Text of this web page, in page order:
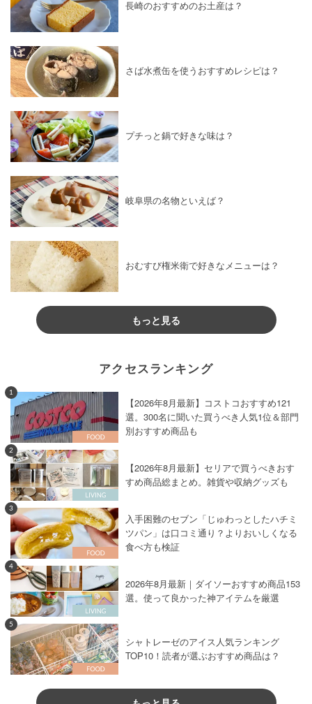
長崎のおすすめのお土産は？
さば水煮缶を使うおすすめレシピは？
プチっと鍋で好きな味は？
岐阜県の名物といえば？
おむすび権米衛で好きなメニューは？
もっと見る
アクセスランキング
1
【2026年8月最新】コストコおすすめ121
選。300名に聞いた買うべき人気1位＆部門
別おすすめ商品も
2
【2026年8月最新】セリアで買うべきおす
すめ商品総まとめ。雑貨や収納グッズも
3
入手困難のセブン「じゅわっとしたハチミ
ツパン」は口コミ通り？よりおいしくなる
食べ方も検証
4
2026年8月最新｜ダイソーおすすめ商品153
選。使って良かった神アイテムを厳選
5
シャトレーゼのアイス人気ランキング
TOP10！読者が選ぶおすすめ商品は？